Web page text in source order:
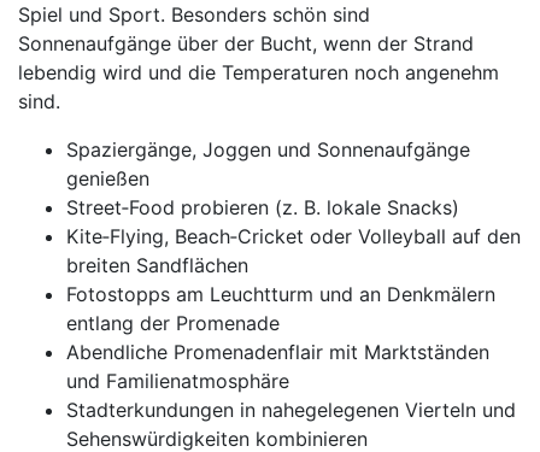
Spiel und Sport. Besonders schön sind
Sonnenaufgänge über der Bucht, wenn der Strand
lebendig wird und die Temperaturen noch angenehm
sind.
Spaziergänge, Joggen und Sonnenaufgänge
genießen
Street‑Food probieren (z. B. lokale Snacks)
Kite‑Flying, Beach‑Cricket oder Volleyball auf den
breiten Sandflächen
Fotostopps am Leuchtturm und an Denkmälern
entlang der Promenade
Abendliche Promenadenflair mit Marktständen
und Familienatmosphäre
Stadterkundungen in nahegelegenen Vierteln und
Sehenswürdigkeiten kombinieren